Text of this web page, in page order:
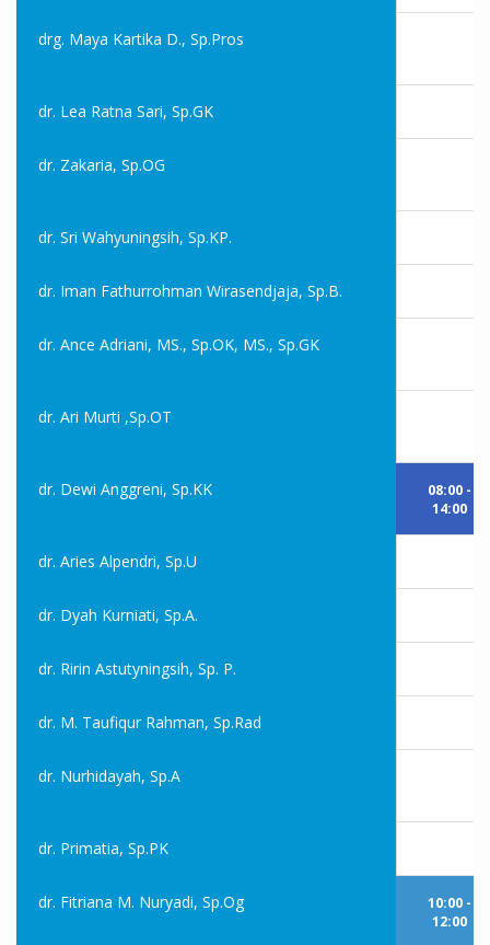
drg. Maya Kartika D., Sp.Pros
dr. Lea Ratna Sari, Sp.GK
dr. Zakaria, Sp.OG
dr. Sri Wahyuningsih, Sp.KP.
dr. Iman Fathurrohman Wirasendjaja, Sp.B.
dr. Ance Adriani, MS., Sp.OK, MS., Sp.GK
dr. Ari Murti ,Sp.OT
dr. Dewi Anggreni, Sp.KK
08:00 -
14:00
dr. Aries Alpendri, Sp.U
dr. Dyah Kurniati, Sp.A.
dr. Ririn Astutyningsih, Sp. P.
dr. M. Taufiqur Rahman, Sp.Rad
dr. Nurhidayah, Sp.A
dr. Primatia, Sp.PK
dr. Fitriana M. Nuryadi, Sp.Og
10:00 -
12:00